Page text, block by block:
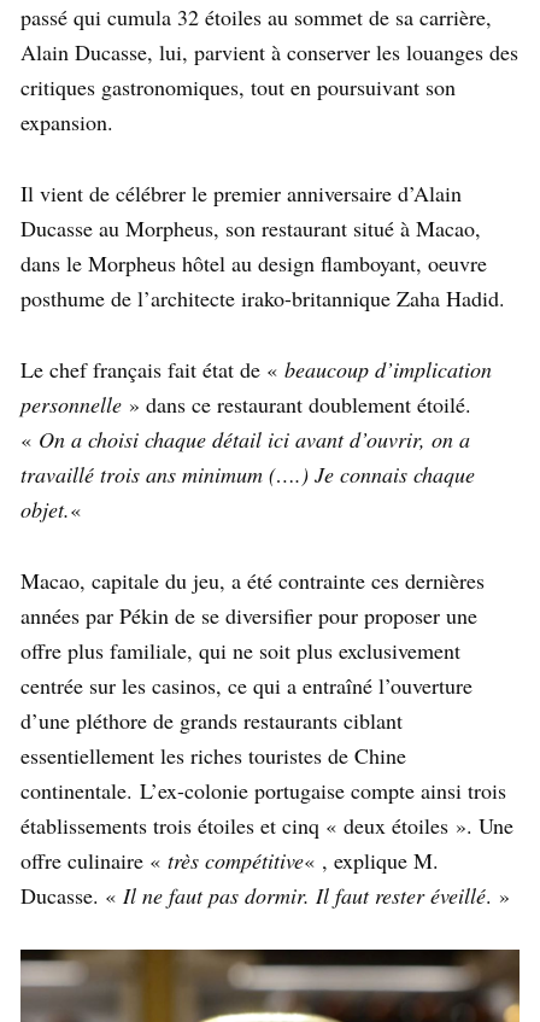
passé qui cumula 32 étoiles au sommet de sa carrière,
Alain Ducasse, lui, parvient à conserver les louanges des
critiques gastronomiques, tout en poursuivant son
expansion.
Il vient de célébrer le premier anniversaire d’Alain
Ducasse au Morpheus, son restaurant situé à Macao,
dans le Morpheus hôtel au design flamboyant, oeuvre
posthume de l’architecte irako-britannique Zaha Hadid.
Le chef français fait état de « beaucoup d’implication
personnelle » dans ce restaurant doublement étoilé.
« On a choisi chaque détail ici avant d’ouvrir, on a
travaillé trois ans minimum (….) Je connais chaque
objet.«
Macao, capitale du jeu, a été contrainte ces dernières
années par Pékin de se diversifier pour proposer une
offre plus familiale, qui ne soit plus exclusivement
centrée sur les casinos, ce qui a entraîné l’ouverture
d’une pléthore de grands restaurants ciblant
essentiellement les riches touristes de Chine
continentale. L’ex-colonie portugaise compte ainsi trois
établissements trois étoiles et cinq « deux étoiles ». Une
offre culinaire « très compétitive« , explique M.
Ducasse. « Il ne faut pas dormir. Il faut rester éveillé. »